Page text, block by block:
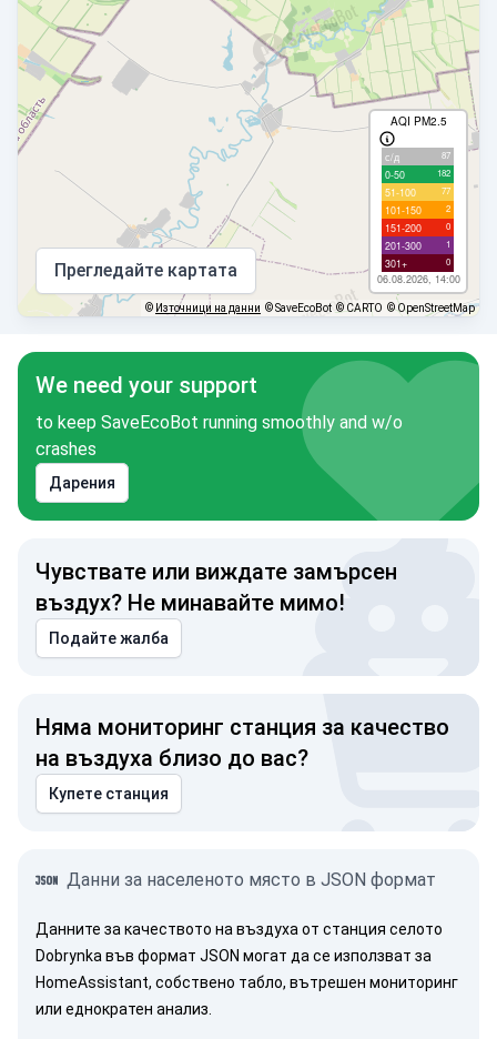
AQI PM2.5
с/д 87
0-50 182
51-100 77
101-150 2
151-200 0
201-300 1
301+ 0
06.08.2026, 14:00
Прегледайте картата
© Източници на данни © SaveEcoBot © CARTO © OpenStreetMap
We need your support
to keep SaveEcoBot running smoothly and w/o
crashes
Дарения
Чувствате или виждате замърсен
въздух? Не минавайте мимо!
Подайте жалба
Няма мониторинг станция за качество
на въздуха близо до вас?
Купете станция
Данни за населеното място в JSON формат
Данните за качеството на въздуха от станция селото
Dobrynka във формат JSON могат да се използват за
HomeAssistant, собствено табло, вътрешен мониторинг
или еднократен анализ.